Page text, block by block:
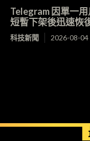
Telegram 因單一
短暫下架後迅速恢
科技新聞 2026-08-04